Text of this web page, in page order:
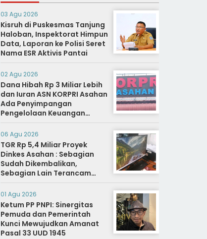
03 Agu 2026
Kisruh di Puskesmas Tanjung
Haloban, Inspektorat Himpun
Data, Laporan ke Polisi Seret
Nama ESR Aktivis Pantai
02 Agu 2026
Dana Hibah Rp 3 Miliar Lebih
dan Iuran ASN KORPRI Asahan
Ada Penyimpangan
Pengelolaan Keuangan
Dipertanyakan, Aparat
Diminta Segera Usut
06 Agu 2026
TGR Rp 5,4 Miliar Proyek
Dinkes Asahan : Sebagian
Sudah Dikembalikan,
Sebagian Lain Terancam
Sanksi Hukuman Berat
01 Agu 2026
Ketum PP PNPI: Sinergitas
Pemuda dan Pemerintah
Kunci Mewujudkan Amanat
Pasal 33 UUD 1945